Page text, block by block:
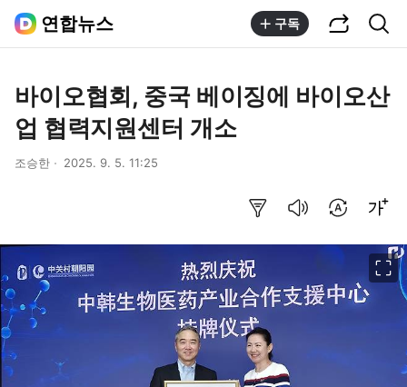
연합뉴스 구독
바이오협회, 중국 베이징에 바이오산
업 협력지원센터 개소
조승한 2025. 9. 5. 11:25